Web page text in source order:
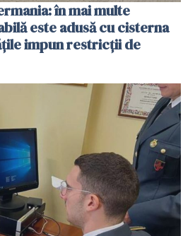
în mai multe
este adusă cu cisterna
impun restricții de